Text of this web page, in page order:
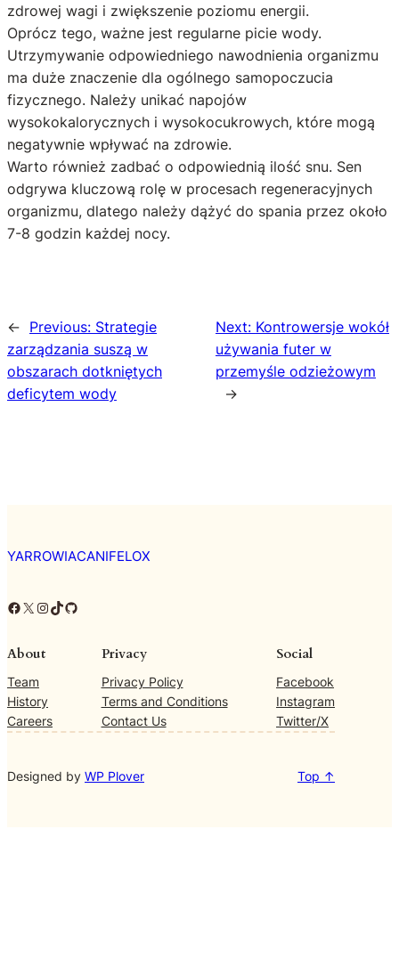
zdrowej wagi i zwiększenie poziomu energii.
Oprócz tego, ważne jest regularne picie wody.
Utrzymywanie odpowiedniego nawodnienia organizmu
ma duże znaczenie dla ogólnego samopoczucia
fizycznego. Należy unikać napojów
wysokokalorycznych i wysokocukrowych, które mogą
negatywnie wpływać na zdrowie.
Warto również zadbać o odpowiednią ilość snu. Sen
odgrywa kluczową rolę w procesach regeneracyjnych
organizmu, dlatego należy dążyć do spania przez około
7-8 godzin każdej nocy.
← Previous: Strategie
zarządzania suszą w
obszarach dotkniętych
deficytem wody
Next: Kontrowersje wokół
używania futer w
przemyśle odzieżowym
→
YARROWIACANIFELOX
Facebook X Instagram TikTok GitHub
About
Team
History
Careers
Privacy
Privacy Policy
Terms and Conditions
Contact Us
Social
Facebook
Instagram
Twitter/X
Designed by WP Plover Top ↑